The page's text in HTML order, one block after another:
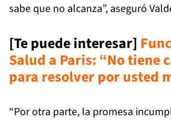
sabe que no alcanza”, aseguró
[Te puede interesar]
Salud a Paris: “No tiene
para resolver por usted
“Por otra parte, la promesa